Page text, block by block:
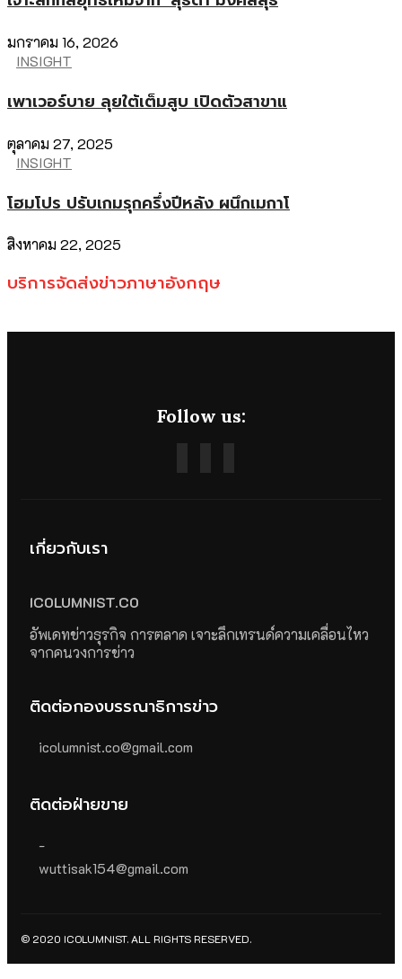
มกราคม 16, 2026
INSIGHT
เพาเวอร์บาย ลุยใต้เต็มสูบ เปิดตัวสาขาแ
ตุลาคม 27, 2025
INSIGHT
โฮมโปร ปรับเกมรุกครึ่งปีหลัง ผนึกเมกาโ
สิงหาคม 22, 2025
บริการจัดส่งข่าวภาษาอังกฤษ
Follow us:
เกี่ยวกับเรา
ICOLUMNIST.CO
อัพเดทข่าวธุรกิจ การตลาด เจาะลึกเทรนด์ความเคลื่อนไหว
จากคนวงการข่าว
ติดต่อกองบรรณาธิการข่าว
icolumnist.co@gmail.com
ติดต่อฝ่ายขาย
-
wuttisak154@gmail.com
© 2020 ICOLUMNIST. ALL RIGHTS RESERVED.